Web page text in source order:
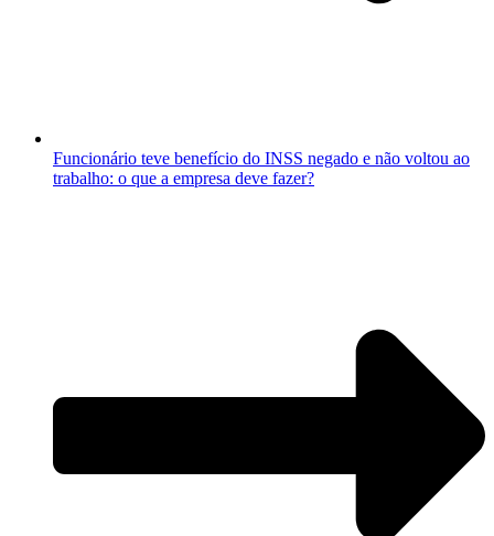
Funcionário teve benefício do INSS negado e não voltou ao
trabalho: o que a empresa deve fazer?